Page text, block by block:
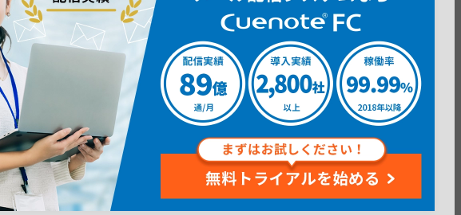
ちらがおすすめ？
たメール配信とは？
配信とは、オープンソースソフトウェアを使用して電子メ
ードが一般に公開され、誰でも自由に利用、改変、再配布
信に特化したOSSは、企業や個人が自分たちのメールキ